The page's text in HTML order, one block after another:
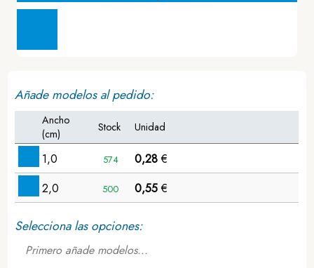
Añade modelos al pedido:
Ancho
(cm)
Stock Unidad
1,0 574 0,28€
2,0
500 0,55€
Selecciona las opciones:
Primero añade modelos...